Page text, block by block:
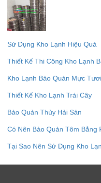
Sử Dụng Kho Lạnh Hiệu Quả
Thiết Kế Thi Công Kho Lạnh
Kho Lạnh Bảo Quản Mực Tươi
Thiết Kế Kho Lạnh Trái Cây
Bảo Quản Thủy Hải Sản
Có Nên Bảo Quản Tôm Bằng
Tại Sao Nên Sử Dụng Kho